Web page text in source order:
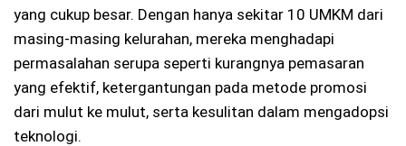
yang cukup besar. Dengan hanya sekitar 10 UMKM dari
masing-masing kelurahan, mereka menghadapi
permasalahan serupa seperti kurangnya pemasaran
yang efektif, ketergantungan pada metode promosi
dari mulut ke mulut, serta kesulitan dalam mengadopsi
teknologi.